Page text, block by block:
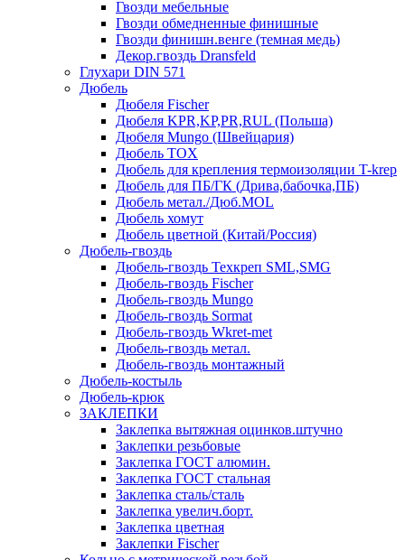
Гвозди мебельные
Гвозди обмедненные финишные
Гвозди финишн.венге (темная медь)
Декор.гвоздь Dransfeld
Глухари DIN 571
Дюбель
Дюбеля Fischer
Дюбеля KPR,KP,PR,RUL (Польша)
Дюбеля Mungo (Швейцария)
Дюбель TOX
Дюбель для крепления термоизоляции T-krep
Дюбель для ПБ/ГК (Дрива,бабочка,ПБ)
Дюбель метал./Дюб.MOL
Дюбель хомут
Дюбель цветной (Китай/Россия)
Дюбель-гвоздь
Дюбель-гвоздь Техкреп SML,SMG
Дюбель-гвоздь Fischer
Дюбель-гвоздь Mungo
Дюбель-гвоздь Sormat
Дюбель-гвоздь Wkret-met
Дюбель-гвоздь метал.
Дюбель-гвоздь монтажный
Дюбель-костыль
Дюбель-крюк
ЗАКЛЕПКИ
Заклепка вытяжная оцинков.штучно
Заклепки резьбовые
Заклепка ГОСТ алюмин.
Заклепка ГОСТ стальная
Заклепка сталь/сталь
Заклепка увелич.борт.
Заклепка цветная
Заклепки Fischer